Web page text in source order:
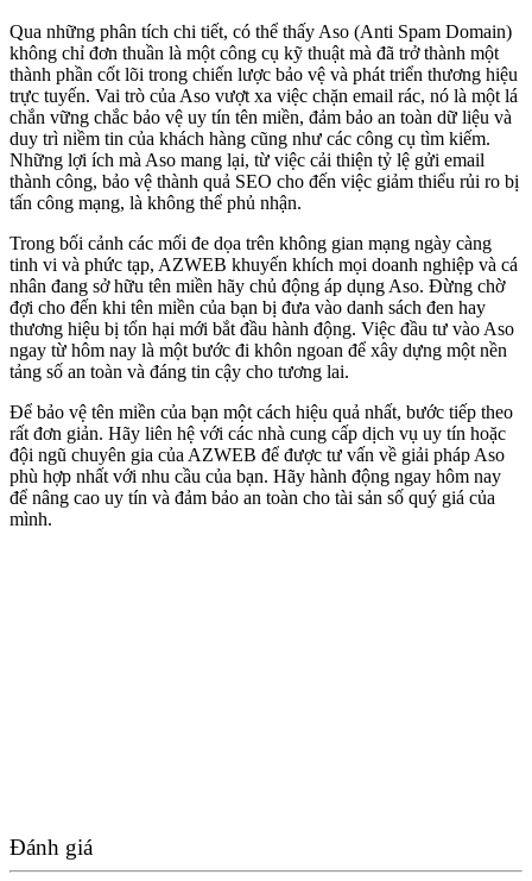
Qua những phân tích chi tiết, có thể thấy Aso (Anti Spam Domain)
không chỉ đơn thuần là một công cụ kỹ thuật mà đã trở thành một
thành phần cốt lõi trong chiến lược bảo vệ và phát triển thương hiệu
trực tuyến. Vai trò của Aso vượt xa việc chặn email rác, nó là một lá
chắn vững chắc bảo vệ uy tín tên miền, đảm bảo an toàn dữ liệu và
duy trì niềm tin của khách hàng cũng như các công cụ tìm kiếm.
Những lợi ích mà Aso mang lại, từ việc cải thiện tỷ lệ gửi email
thành công, bảo vệ thành quả SEO cho đến việc giảm thiểu rủi ro bị
tấn công mạng, là không thể phủ nhận.
Trong bối cảnh các mối đe dọa trên không gian mạng ngày càng
tinh vi và phức tạp, AZWEB khuyến khích mọi doanh nghiệp và cá
nhân đang sở hữu tên miền hãy chủ động áp dụng Aso. Đừng chờ
đợi cho đến khi tên miền của bạn bị đưa vào danh sách đen hay
thương hiệu bị tổn hại mới bắt đầu hành động. Việc đầu tư vào Aso
ngay từ hôm nay là một bước đi khôn ngoan để xây dựng một nền
tảng số an toàn và đáng tin cậy cho tương lai.
Để bảo vệ tên miền của bạn một cách hiệu quả nhất, bước tiếp theo
rất đơn giản. Hãy liên hệ với các nhà cung cấp dịch vụ uy tín hoặc
đội ngũ chuyên gia của AZWEB để được tư vấn về giải pháp Aso
phù hợp nhất với nhu cầu của bạn. Hãy hành động ngay hôm nay
để nâng cao uy tín và đảm bảo an toàn cho tài sản số quý giá của
mình.
Đánh giá